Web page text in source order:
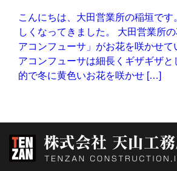
こんにちは、大田営業所の稲垣で
しくなってきました。 大田営業所
アコンフューサ」がお花を咲かせて
アコンフューサは細長くギザギザと
的で冬に黄色いお花を咲かせ […]